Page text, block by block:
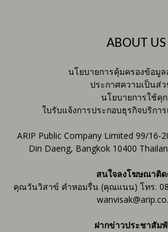
ABOUT US
นโยบายการคุ้มครองข้อมู
ประกาศความเป็นส่
นโยบายการใช้คุ
ใบรับแจ้งการประกอบธุรกิจบริกา
ARIP Public Company Limited 99/16-
Din Daeng, Bangkok 10400
สนใจลงโฆษณาติ
คุณวันวิสาข์ คำหอมรื่น (คุณแนน) โทร.
ฝากข่าวประชาสัม